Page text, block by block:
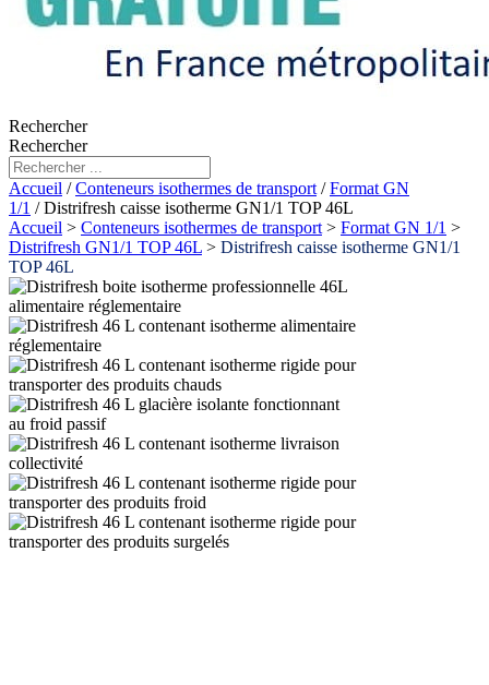
Rechercher
Rechercher
Accueil /Conteneurs isothermes de transport /Format GN
1/1 / Distrifresh caisse isotherme GN1/1 TOP 46L
Accueil > Conteneurs isothermes de transport > Format GN 1/1 >
Distrifresh GN1/1 TOP 46L > Distrifresh caisse isotherme GN1/1
TOP 46L